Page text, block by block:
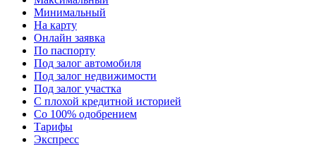
Минимальный
На карту
Онлайн заявка
По паспорту
Под залог автомобиля
Под залог недвижимости
Под залог участка
С плохой кредитной историей
Со 100% одобрением
Тарифы
Экспресс